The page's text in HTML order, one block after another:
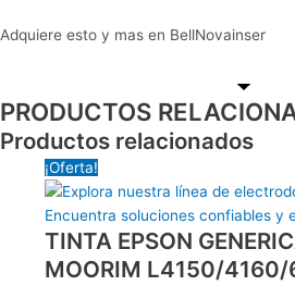
Adquiere esto y mas en BellNovainser
PRODUCTOS
Productos relacionados
¡Oferta!
TINTA EPSON
MOORIM L4150/4160/
El
precio
original
era:
$4.5.
precio
actual
es:
$3.5.